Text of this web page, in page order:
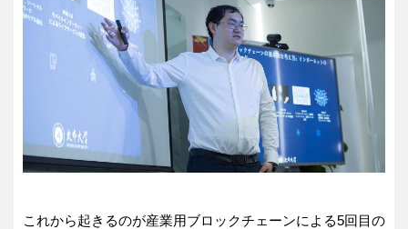
これから起きるのが産業用ブロックチェーンによる5回目の